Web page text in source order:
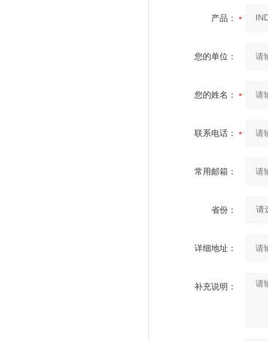
产品：
您的单位：
您的姓名：
联系电话：
常用邮箱：
省份：
详细地址：
补充说明：